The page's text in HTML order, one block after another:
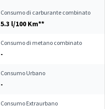
Consumo di carburante combinato
5.3 l/100 Km**
Consumo di metano combinato
-
Consumo Urbano
-
Consumo Extraurbano